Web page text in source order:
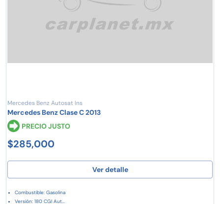
Mercedes Benz Autosat Ins
Mercedes Benz Clase C 2013
PRECIO JUSTO
$285,000
Ver detalle
Combustible: Gasolina
Versión: 180 CGI Aut...